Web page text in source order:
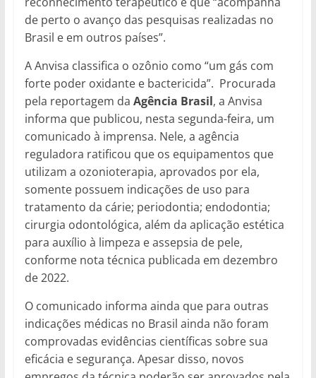
de perto o avanço das pesquisas realizadas no
Brasil e em outros países”.
A Anvisa classifica o ozônio como “um gás com
forte poder oxidante e bactericida”. Procurada
pela reportagem da Agência Brasil, a Anvisa
informa que publicou, nesta segunda-feira, um
comunicado à imprensa. Nele, a agência
reguladora ratificou que os equipamentos que
utilizam a ozonioterapia, aprovados por ela,
somente possuem indicações de uso para
tratamento da cárie; periodontia; endodontia;
cirurgia odontológica, além da aplicação estética
para auxílio à limpeza e assepsia de pele,
conforme nota técnica publicada em dezembro
de 2022.
O comunicado informa ainda que para outras
indicações médicas no Brasil ainda não foram
comprovadas evidências científicas sobre sua
eficácia e segurança. Apesar disso, novos